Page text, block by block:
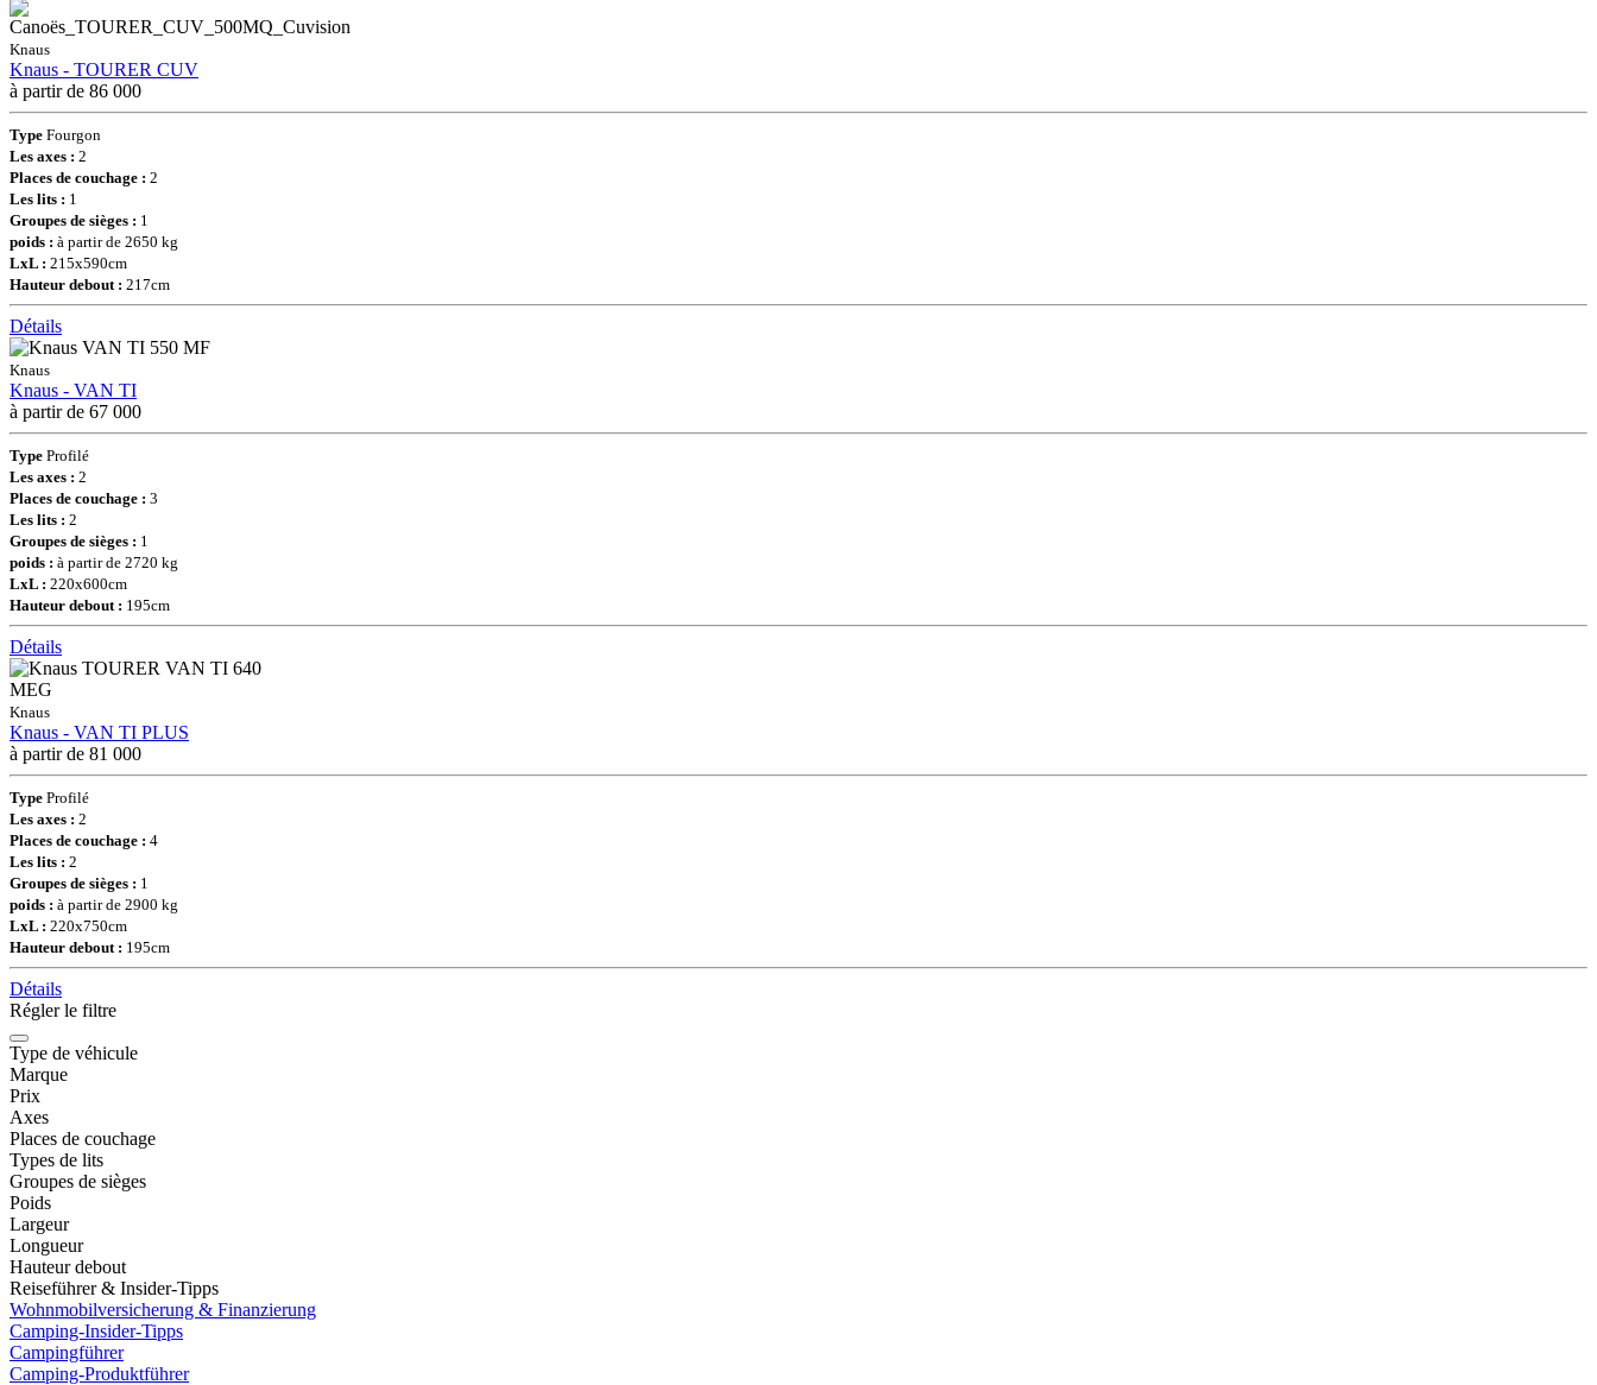
Knaus
Knaus - TOURER CUV
à partir de 86 000
Type Fourgon
Les axes : 2
Places de couchage : 2
Les lits : 1
Groupes de sièges : 1
poids : à partir de 2650 kg
LxL : 215x590cm
Hauteur debout : 217cm
Détails
Knaus
Knaus - VAN TI
à partir de 67 000
Type Profilé
Les axes : 2
Places de couchage : 3
Les lits : 2
Groupes de sièges : 1
poids : à partir de 2720 kg
LxL : 220x600cm
Hauteur debout : 195cm
Détails
Knaus
Knaus - VAN TI PLUS
à partir de 81 000
Type Profilé
Les axes : 2
Places de couchage : 4
Les lits : 2
Groupes de sièges : 1
poids : à partir de 2900 kg
LxL : 220x750cm
Hauteur debout : 195cm
Détails
Régler le filtre
Type de véhicule
Marque
Prix
Axes
Places de couchage
Types de lits
Groupes de sièges
Poids
Largeur
Longueur
Hauteur debout
Reiseführer & Insider-Tipps
Wohnmobilversicherung & Finanzierung
Camping-Insider-Tipps
Campingführer
Camping-Produktführer